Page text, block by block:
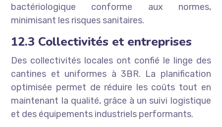
bactériologique conforme aux normes,
minimisant les risques sanitaires.
12.3 Collectivités et entreprises
Des collectivités locales ont confié le linge des
cantines et uniformes à 3BR. La planification
optimisée permet de réduire les coûts tout en
maintenant la qualité, grâce à un suivi logistique
et des équipements industriels performants.